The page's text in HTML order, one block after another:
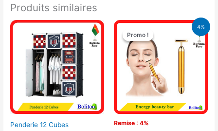
Produits similaires
Penderie 12 Cubes
4%
Promo !
Remise : 4%
Promo !
Le
prix
initial
était :
8.900 CFA.
Le
actuel
est :